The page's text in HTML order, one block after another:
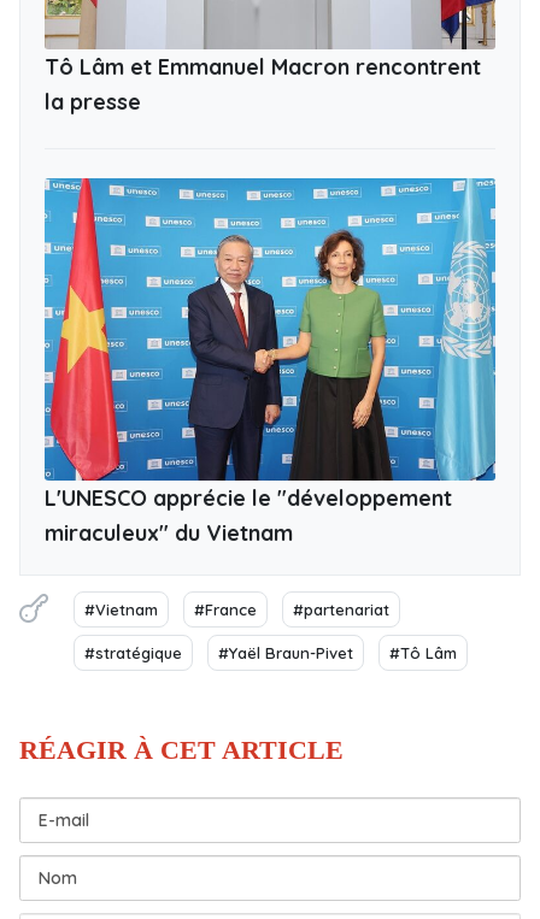
Tô Lâm et Emmanuel Macron rencontrent
la presse
L'UNESCO apprécie le "développement
miraculeux" du Vietnam
#Vietnam #France #partenariat
#stratégique #Yaël Braun-Pivet #Tô Lâm